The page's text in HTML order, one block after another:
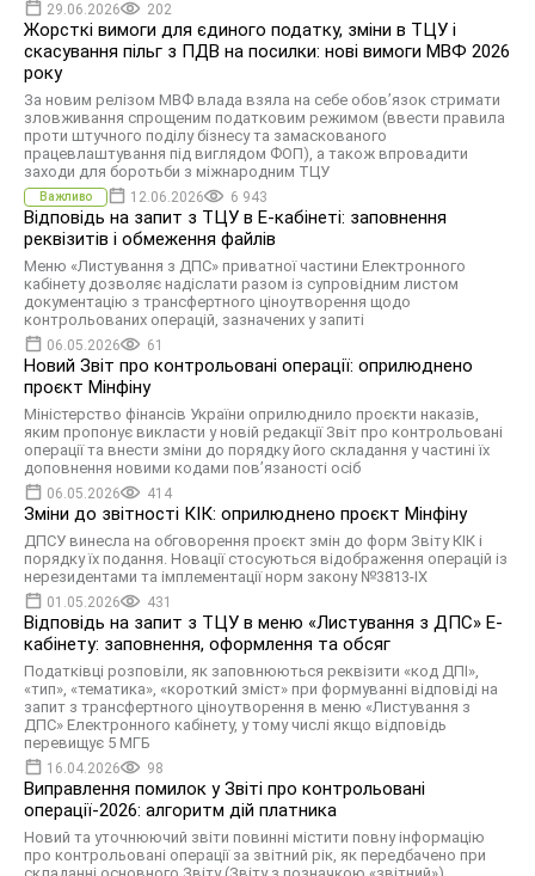
29.06.2026 202
Жорсткі вимоги для єдиного податку, зміни в ТЦУ і
скасування пільг з ПДВ на посилки: нові вимоги МВФ 2026
року
За новим релізом МВФ влада взяла на себе обовʼязок стримати
зловживання спрощеним податковим режимом (ввести правила
проти штучного поділу бізнесу та замаскованого
працевлаштування під виглядом ФОП), а також впровадити
заходи для боротьби з міжнародним ТЦУ
Важливо 12.06.2026 6 943
Відповідь на запит з ТЦУ в Е-кабінеті: заповнення
реквізитів і обмеження файлів
Меню «Листування з ДПС» приватної частини Електронного
кабінету дозволяє надіслати разом із супровідним листом
документацію з трансфертного ціноутворення щодо
контрольованих операцій, зазначених у запиті
06.05.2026 61
Новий Звіт про контрольовані операції: оприлюднено
проєкт Мінфіну
Міністерство фінансів України оприлюднило проєкти наказів,
яким пропонує викласти у новій редакції Звіт про контрольовані
операції та внести зміни до порядку його складання у частині їх
доповнення новими кодами пов’язаності осіб
06.05.2026 414
Зміни до звітності КІК: оприлюднено проєкт Мінфіну
ДПСУ винесла на обговорення проєкт змін до форм Звіту КІК і
порядку їх подання. Новації стосуються відображення операцій із
нерезидентами та імплементації норм закону №3813-IX
01.05.2026 431
Відповідь на запит з ТЦУ в меню «Листування з ДПС» Е-
кабінету: заповнення, оформлення та обсяг
Податківці розповіли, як заповнюються реквізити «код ДПІ»,
«тип», «тематика», «короткий зміст» при формуванні відповіді на
запит з трансфертного ціноутворення в меню «Листування з
ДПС» Електронного кабінету, у тому числі якщо відповідь
перевищує 5 МГБ
16.04.2026 98
Виправлення помилок у Звіті про контрольовані
операції-2026: алгоритм дій платника
Новий та уточнюючий звіти повинні містити повну інформацію
про контрольовані операції за звітний рік, як передбачено при